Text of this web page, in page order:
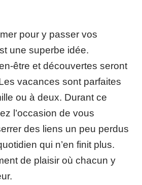
pour y passer vos
une superbe idée.
être et découvertes seront
vacances sont parfaites
ou à deux. Durant ce
l’occasion de vous
des liens un peu perdus
qui n’en finit plus.
de plaisir où chacun y